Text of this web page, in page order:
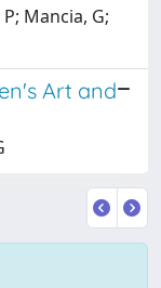
Mancia, G;
Art and